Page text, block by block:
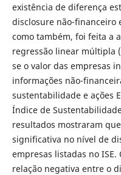
existência de diferença
disclosure não-financeiro
como também, foi feita a
regressão linear múltipla
se o valor das empresas
informações não-
sustentabilidade e ações
Índice de
resultados mostraram
significativa no nível de
empresas listadas no
relação negativa entre o